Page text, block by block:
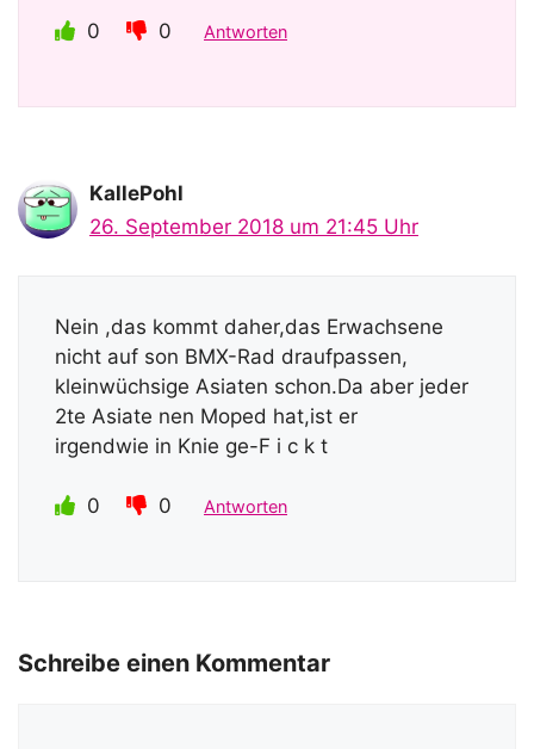
0 0 Antworten
KallePohl
26. September 2018 um 21:45 Uhr
Nein ,das kommt daher,das Erwachsene
nicht auf son BMX-Rad draufpassen,
kleinwüchsige Asiaten schon.Da aber jeder
2te Asiate nen Moped hat,ist er
irgendwie in Knie ge-F i c k t
0 0 Antworten
Schreibe einen Kommentar